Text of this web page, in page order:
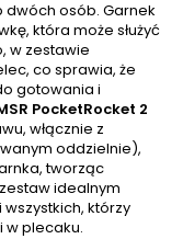
dwóch osób. Garnek
która może służyć
w zestawie
co sprawia, że
gotowania i
PocketRocket 2
włącznie z
oddzielnie),
tworząc
idealnym
którzy
w plecaku.